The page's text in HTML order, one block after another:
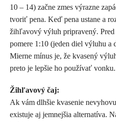
10 – 14) začne zmes výrazne
tvoriť pena. Keď pena ustane a
žihľavový výluh pripravený.
pomere 1:10 (jeden diel výluhu a
Mierne mínus je, že kvasený
preto je lepšie ho používať vonku.
Žihľavový čaj:
Ak vám dlhšie kvasenie
existuje aj jemnejšia alternatíva.